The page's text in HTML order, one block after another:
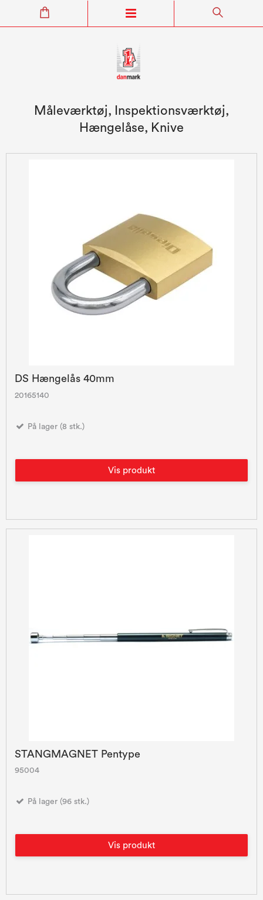
Måleværktøj, Inspektionsværktøj,
Hængelåse, Knive
DS Hængelås 40mm
20165140
På lager (8 stk.)
Vis produkt
STANGMAGNET Pentype
95004
På lager (96 stk.)
Vis produkt